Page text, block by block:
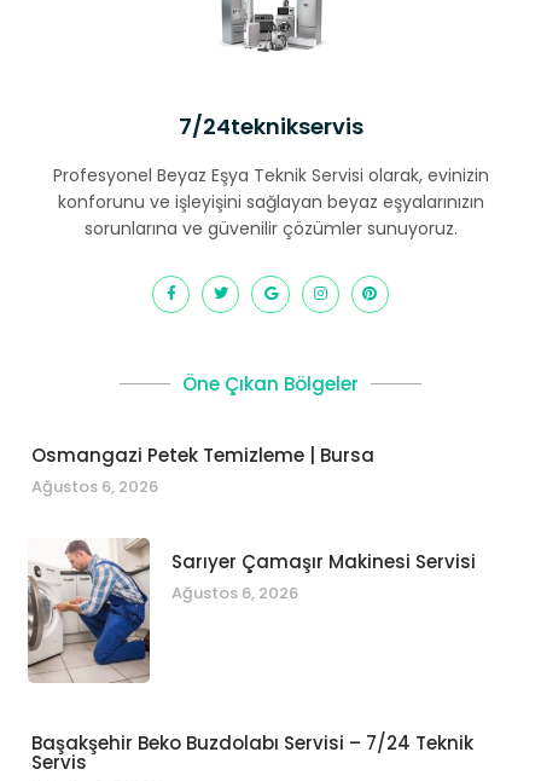
7/24teknikservis
Profesyonel Beyaz Eşya Teknik Servisi olarak, evinizin
konforunu ve işleyişini sağlayan beyaz eşyalarınızın
sorunlarına ve güvenilir çözümler sunuyoruz.
Öne Çıkan Bölgeler
Osmangazi Petek Temizleme | Bursa
Ağustos 6, 2026
Sarıyer Çamaşır Makinesi Servisi
Ağustos 6, 2026
Başakşehir Beko Buzdolabı Servisi – 7/24 Teknik
Servis